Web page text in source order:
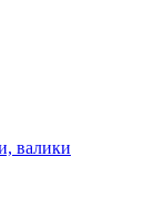
валики